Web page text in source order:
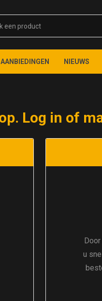
AANBIEDINGEN NIEUWS
Log in of
u